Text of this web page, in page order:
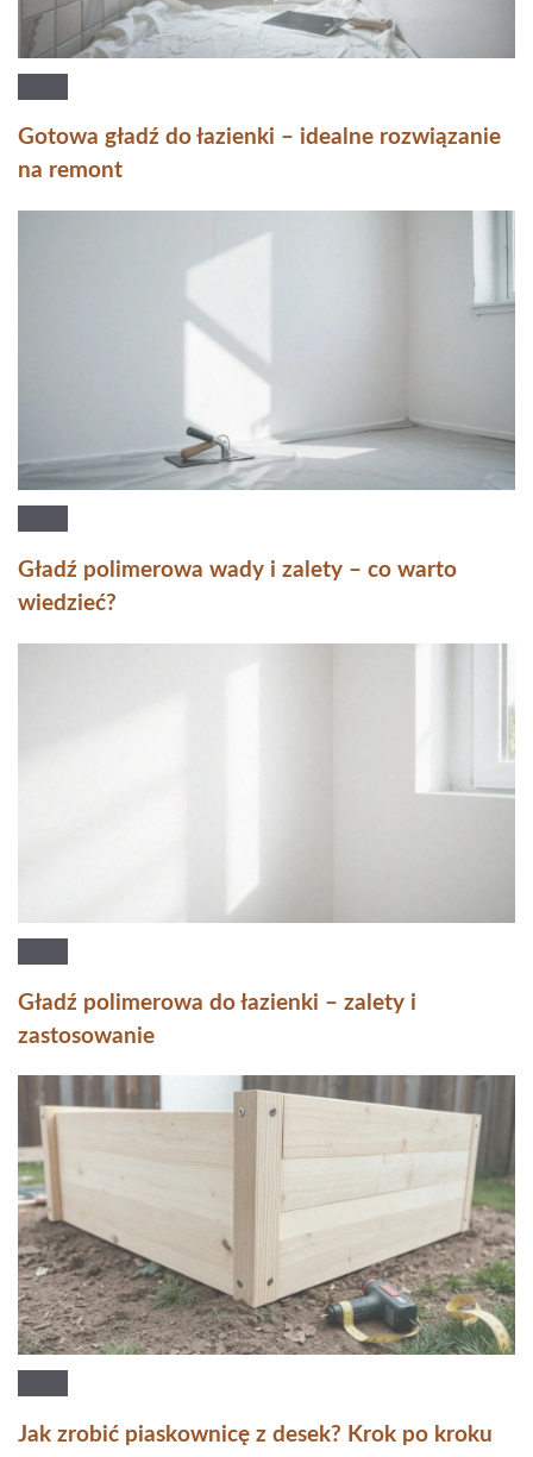
Gotowa gładź do łazienki – idealne rozwiązanie
na remont
Gładź polimerowa wady i zalety – co warto
wiedzieć?
Gładź polimerowa do łazienki – zalety i
zastosowanie
Jak zrobić piaskownicę z desek? Krok po kroku